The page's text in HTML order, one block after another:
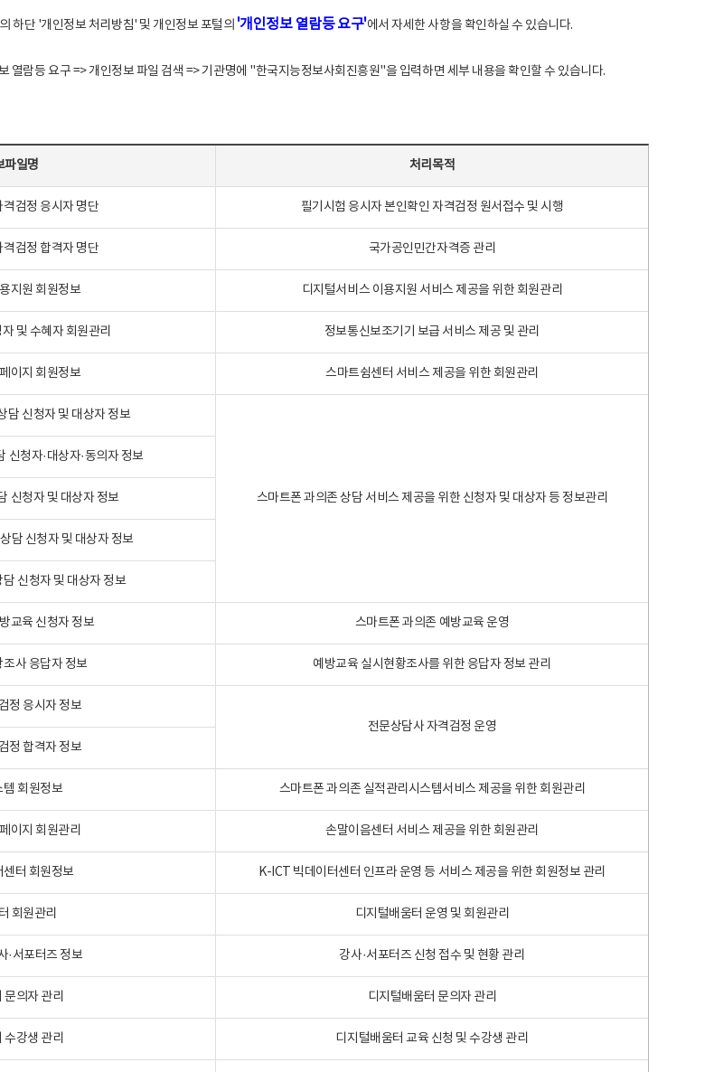
하단 '개인정보 처리방침' 및 개인정보 포털의 '개인정보 열람등 요구'에서 자세한 사항을 확인하실 수 있습니다.
람등 요구 => 개인정보 파일 검색 => 기관명에 "한국지능정보사회진흥원"을 입력하면 세부 내용을 확인할 수 있습니다.
파일명 처리목적
검정 응시자 명단 필기시험 응시자 본인확인 자격검정 원서접수 및 시행
검정 합격자 명단 국가공인민간자격증 관리
지원 회원정보 디지털서비스 이용지원 서비스 제공을 위한 회원관리
및 수혜자 회원관리 정보통신보조기기 보급 서비스 제공 및 관리
이지 회원정보 스마트쉼센터 서비스 제공을 위한 회원관리
담 신청자 및 대상자 정보
스마트폰 과의존 상담 서비스 제공을 위한 신청자 및 대상자 등 정보관리
신청자·대상자·동의자 정보
신청자 및 대상자 정보
담 신청자 및 대상자 정보
신청자 및 대상자 정보
교육 신청자 정보 스마트폰 과의존 예방교육 운영
사 응답자 정보 예방교육 실시현황조사를 위한 응답자 정보 관리
정 응시자 정보
전문상담사 자격검정 운영
정 합격자 정보
템 회원정보 스마트폰 과의존 실적관리시스템서비스 제공을 위한 회원관리
이지 회원관리 손말이음센터 서비스 제공을 위한 회원관리
센터 회원정보 K-ICT 빅데이터센터 인프라 운영 등 서비스 제공을 위한 회원정보 관리
회원관리 디지털배움터 운영 및 회원관리
·서포터즈 정보 강사·서포터즈 신청 접수 및 현황 관리
문의자 관리 디지털배움터 문의자 관리
수강생 관리 디지털배움터 교육 신청 및 수강생 관리